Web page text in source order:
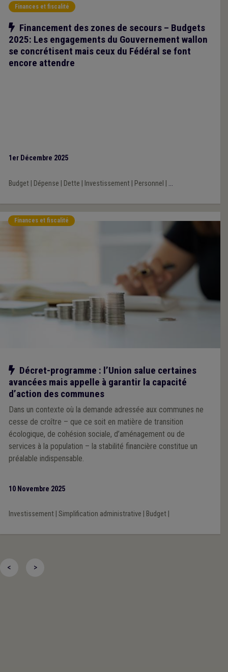
Finances et fiscalité
Notre action
Financement des zones de secours – Budgets
2025: Les engagements du Gouvernement wallon
se concrétisent mais ceux du Fédéral se font
encore attendre
1er Décembre 2025
Budget| Dépense Dette Investissement| Personnel ...
Finances et fiscalité
Notre action
Décret-programme : l’Union salue certaines
avancées mais appelle à garantir la capacité
d’action des communes
Dans un contexte où la demande adressée aux communes ne
cesse de croître – que ce soit en matière de transition
écologique, de cohésion sociale, d’aménagement ou de
services à la population – la stabilité financière constitue un
préalable indispensable.
10 Novembre 2025
Investissement| Simplification administrative Budget|
< >